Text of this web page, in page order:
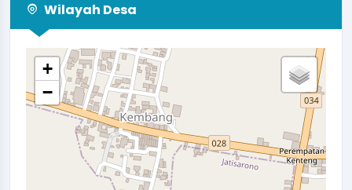
Wilayah Desa
+
−